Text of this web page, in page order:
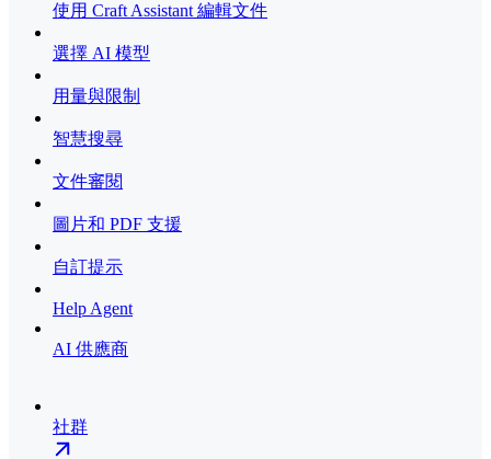
使用 Craft Assistant 編輯文件
選擇 AI 模型
用量與限制
智慧搜尋
文件審閱
圖片和 PDF 支援
自訂提示
Help Agent
AI 供應商
社群